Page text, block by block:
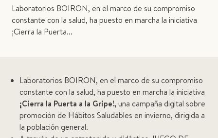
Laboratorios BOIRON, en el marco de su compromiso
constante con la salud, ha puesto en marcha la iniciativa
¡Cierra la Puerta...
Laboratorios BOIRON, en el marco de su compromiso
constante con la salud, ha puesto en marcha la iniciativa
¡Cierra la Puerta a la Gripe!, una campaña digital sobre
promoción de Hábitos Saludables en invierno, dirigida a
la población general.